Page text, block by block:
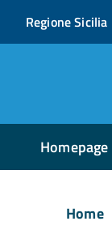
Regione Sicilia
Homepage
Home